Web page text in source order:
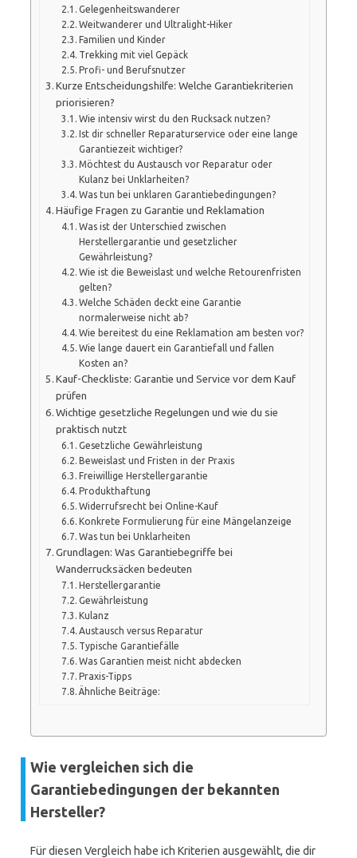
Gelegenheitswanderer
Weitwanderer und Ultralight-Hiker
Familien und Kinder
Trekking mit viel Gepäck
Profi- und Berufsnutzer
Kurze Entscheidungshilfe: Welche Garantiekriterien
priorisieren?
Wie intensiv wirst du den Rucksack nutzen?
Ist dir schneller Reparaturservice oder eine lange
Garantiezeit wichtiger?
Möchtest du Austausch vor Reparatur oder
Kulanz bei Unklarheiten?
Was tun bei unklaren Garantiebedingungen?
Häufige Fragen zu Garantie und Reklamation
Was ist der Unterschied zwischen
Herstellergarantie und gesetzlicher
Gewährleistung?
Wie ist die Beweislast und welche Retourenfristen
gelten?
Welche Schäden deckt eine Garantie
normalerweise nicht ab?
Wie bereitest du eine Reklamation am besten vor?
Wie lange dauert ein Garantiefall und fallen
Kosten an?
Kauf-Checkliste: Garantie und Service vor dem Kauf
prüfen
Wichtige gesetzliche Regelungen und wie du sie
praktisch nutzt
Gesetzliche Gewährleistung
Beweislast und Fristen in der Praxis
Freiwillige Herstellergarantie
Produkthaftung
Widerrufsrecht bei Online-Kauf
Konkrete Formulierung für eine Mängelanzeige
Was tun bei Unklarheiten
Grundlagen: Was Garantiebegriffe bei
Wanderrucksäcken bedeuten
Herstellergarantie
Gewährleistung
Kulanz
Austausch versus Reparatur
Typische Garantiefälle
Was Garantien meist nicht abdecken
Praxis-Tipps
Ähnliche Beiträge:
Wie vergleichen sich die
Garantiebedingungen der bekannten
Hersteller?
Für diesen Vergleich habe ich Kriterien ausgewählt, die dir